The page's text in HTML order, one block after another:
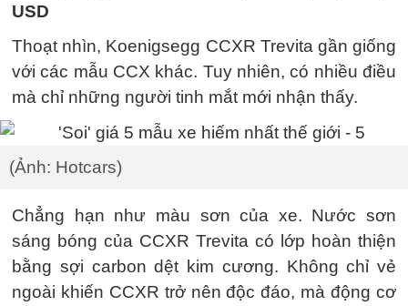
USD
Thoạt nhìn, Koenigsegg CCXR Trevita gần giống
với các mẫu CCX khác. Tuy nhiên, có nhiều điều
mà chỉ những người tinh mắt mới nhận thấy.
(Ảnh: Hotcars)
Chẳng hạn như màu sơn của xe. Nước sơn
sáng bóng của CCXR Trevita có lớp hoàn thiện
bằng sợi carbon dệt kim cương. Không chỉ vẻ
ngoài khiến CCXR trở nên độc đáo, mà động cơ